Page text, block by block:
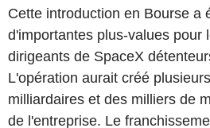
Cette introduction en Bourse a
d'importantes plus-values pour
dirigeants de SpaceX
L'opération aurait créé
milliardaires et des milliers de
de l'entreprise. Le